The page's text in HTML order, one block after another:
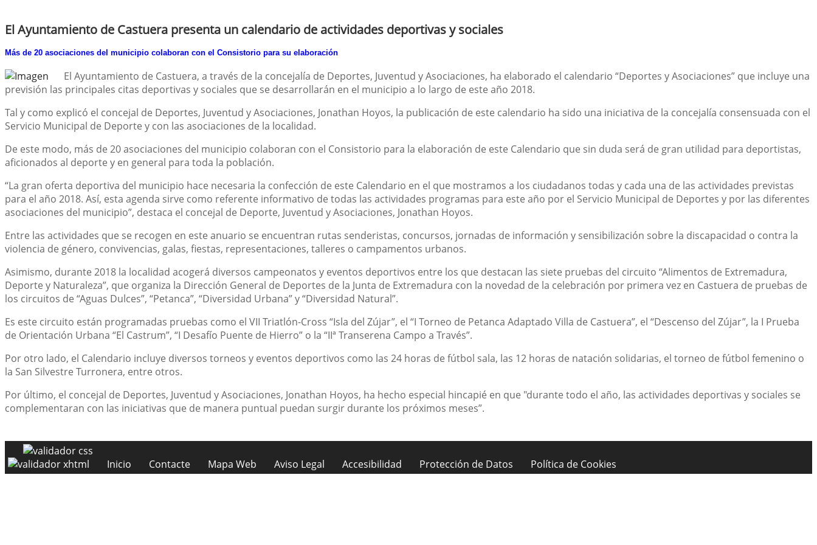
El Ayuntamiento de Castuera presenta un calendario de actividades deportivas y sociales
Más de 20 asociaciones del municipio colaboran con el Consistorio para su elaboración
El Ayuntamiento de Castuera, a través de la concejalía de Deportes, Juventud y Asociaciones, ha elaborado el calendario “Deportes y Asociaciones” que incluye una
previsión las principales citas deportivas y sociales que se desarrollarán en el municipio a lo largo de este año 2018.
Tal y como explicó el concejal de Deportes, Juventud y Asociaciones, Jonathan Hoyos, la publicación de este calendario ha sido una iniciativa de la concejalía consensuada con el
Servicio Municipal de Deporte y con las asociaciones de la localidad.
De este modo, más de 20 asociaciones del municipio colaboran con el Consistorio para la elaboración de este Calendario que sin duda será de gran utilidad para deportistas,
aficionados al deporte y en general para toda la población.
“La gran oferta deportiva del municipio hace necesaria la confección de este Calendario en el que mostramos a los ciudadanos todas y cada una de las actividades previstas
para el año 2018. Así, esta agenda sirve como referente informativo de todas las actividades programas para este año por el Servicio Municipal de Deportes y por las diferentes
asociaciones del municipio”, destaca el concejal de Deporte, Juventud y Asociaciones, Jonathan Hoyos.
Entre las actividades que se recogen en este anuario se encuentran rutas senderistas, concursos, jornadas de información y sensibilización sobre la discapacidad o contra la
violencia de género, convivencias, galas, fiestas, representaciones, talleres o campamentos urbanos.
Asimismo, durante 2018 la localidad acogerá diversos campeonatos y eventos deportivos entre los que destacan las siete pruebas del circuito “Alimentos de Extremadura,
Deporte y Naturaleza”, que organiza la Dirección General de Deportes de la Junta de Extremadura con la novedad de la celebración por primera vez en Castuera de pruebas de
los circuitos de “Aguas Dulces”, “Petanca”, “Diversidad Urbana” y “Diversidad Natural”.
Es este circuito están programadas pruebas como el VII Triatlón-Cross “Isla del Zújar”, el “I Torneo de Petanca Adaptado Villa de Castuera”, el “Descenso del Zújar”, la I Prueba
de Orientación Urbana “El Castrum”, “I Desafío Puente de Hierro” o la “IIª Transerena Campo a Través”.
Por otro lado, el Calendario incluye diversos torneos y eventos deportivos como las 24 horas de fútbol sala, las 12 horas de natación solidarias, el torneo de fútbol femenino o
la San Silvestre Turronera, entre otros.
Por último, el concejal de Deportes, Juventud y Asociaciones, Jonathan Hoyos, ha hecho especial hincapié en que "durante todo el año, las actividades deportivas y sociales se
complementaran con las iniciativas que de manera puntual puedan surgir durante los próximos meses”.
Inicio Contacte Mapa Web Aviso Legal Accesibilidad Protección de Datos Política de Cookies